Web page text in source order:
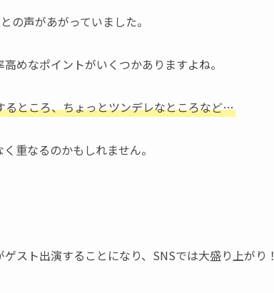
の声があがっていました。
めなポイントがいくつかありますよね。
るところ、ちょっとツンデレなところなど…
重なるのかもしれません。
スト出演することになり、SNSでは大盛り上がり！